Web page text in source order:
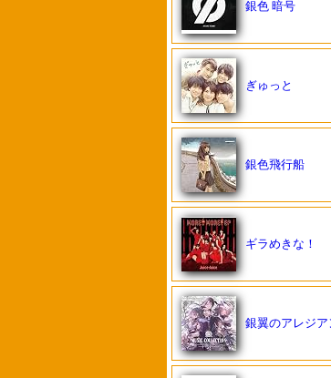
銀色 暗号
ぎゅっと
銀色飛行船
ギラめきな！
銀翼のアレジア